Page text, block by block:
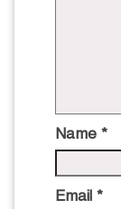
Name *
Email *